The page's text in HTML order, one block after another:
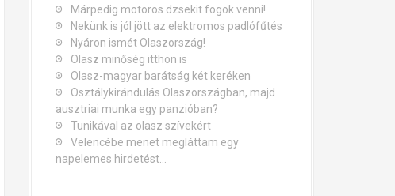
Márpedig motoros dzsekit fogok venni!
Nekünk is jól jött az elektromos padlófűtés
Nyáron ismét Olaszország!
Olasz minőség itthon is
Olasz-magyar barátság két keréken
Osztálykirándulás Olaszországban, majd
ausztriai munka egy panzióban?
Tunikával az olasz szívekért
Velencébe menet megláttam egy
napelemes hirdetést…